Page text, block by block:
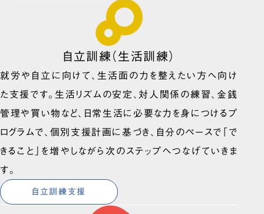
自立訓練（生活訓練）
就労や自立に向けて、生活面の力を整えたい方へ向け
た支援です。生活リズムの安定、対人関係の練習、金銭
管理や買い物など、日常生活に必要な力を身につけるプ
ログラムで、個別支援計画に基づき、自分のペースで「で
きること」を増やしながら次のステップへつなげていきま
す。
自立訓練支援